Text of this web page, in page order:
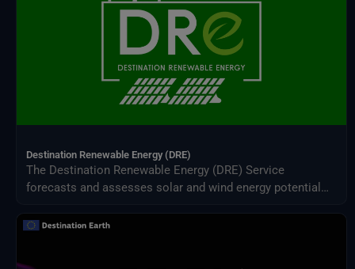
Destination Renewable Energy (DRE)
The Destination Renewable Energy (DRE) Service
forecasts and assesses solar and wind energy potential
simulations, 2-day forecasts, and interactive visualizations